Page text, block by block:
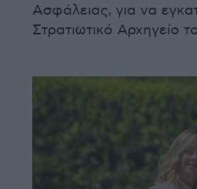
Ασφάλειας, για να
Στρατιωτικό Αρχηγείο